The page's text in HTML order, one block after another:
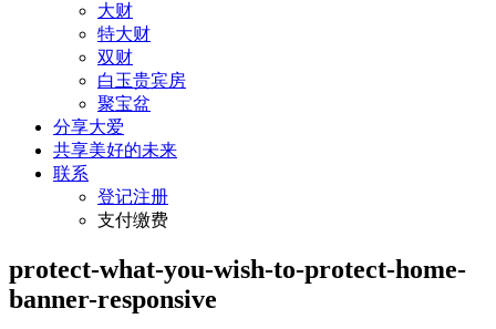
大财
特大财
双财
白玉贵宾房
聚宝盆
分享大爱
共享美好的未来
联系
登记注册
支付缴费
protect-what-you-wish-to-protect-home-
banner-responsive